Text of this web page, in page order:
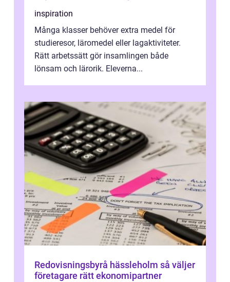
inspiration
Många klasser behöver extra medel för
studieresor, läromedel eller lagaktiviteter.
Rätt arbetssätt gör insamlingen både
lönsam och lärorik. Eleverna...
Redovisningsbyrå hässleholm så väljer
företagare rätt ekonomipartner